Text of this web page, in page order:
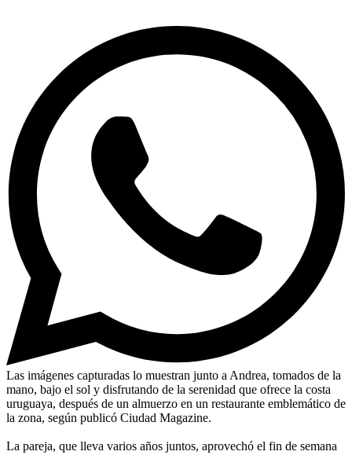
Las imágenes capturadas lo muestran junto a Andrea, tomados de la
mano, bajo el sol y disfrutando de la serenidad que ofrece la costa
uruguaya, después de un almuerzo en un restaurante emblemático de
la zona, según publicó Ciudad Magazine.
La pareja, que lleva varios años juntos, aprovechó el fin de semana